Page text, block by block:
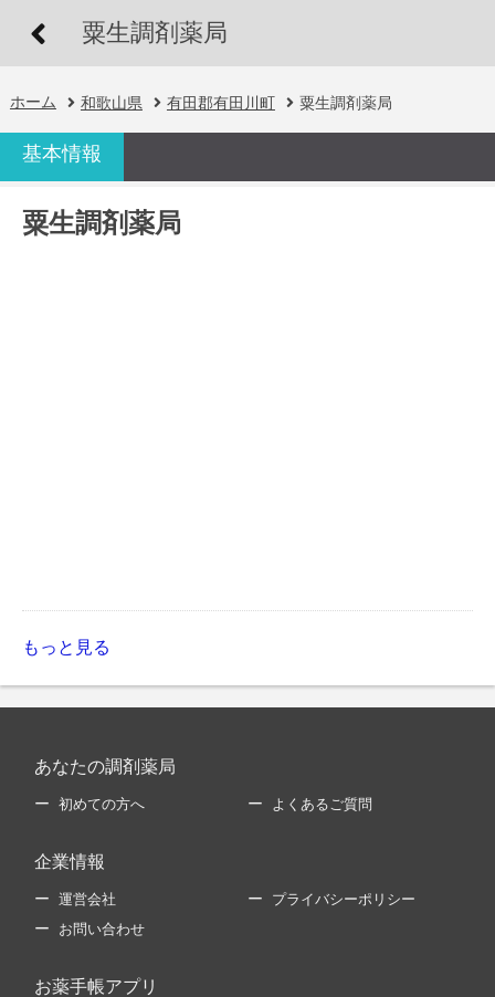
粟生調剤薬局
ホーム 和歌山県 有田郡有田川町 粟生調剤薬局
基本情報
粟生調剤薬局
もっと見る
あなたの調剤薬局
初めての方へ よくあるご質問
企業情報
運営会社 プライバシーポリシー
お問い合わせ
お薬手帳アプリ